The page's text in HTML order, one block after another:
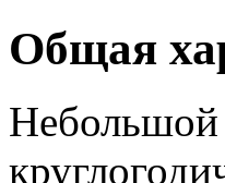
Общая
Небольшой